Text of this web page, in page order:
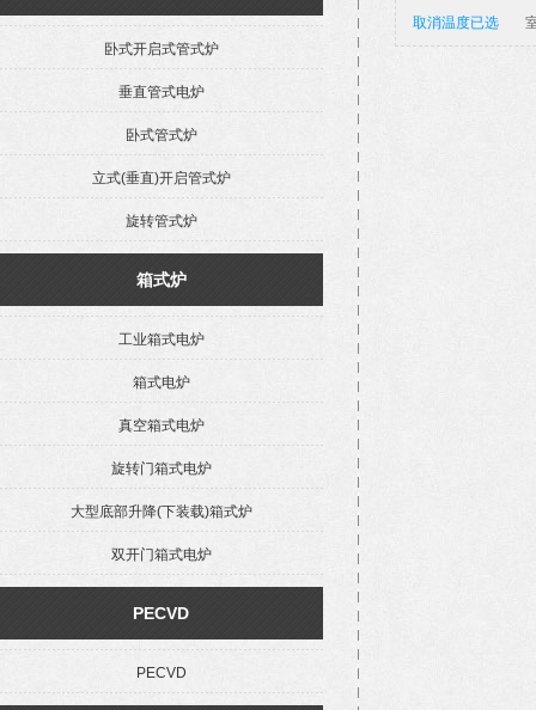
卧式开启式管式炉
垂直管式电炉
卧式管式炉
立式(垂直)开启管式炉
旋转管式炉
箱式炉
工业箱式电炉
箱式电炉
真空箱式电炉
旋转门箱式电炉
大型底部升降(下装载)箱式炉
双开门箱式电炉
PECVD
PECVD
取消温度已选